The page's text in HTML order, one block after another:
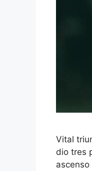
Vital
dio tres